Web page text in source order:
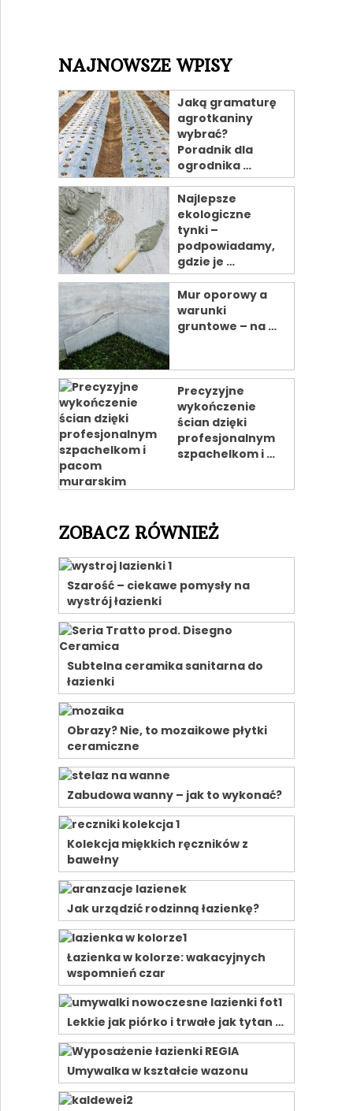
NAJNOWSZE WPISY
Jaką gramaturę
agrotkaniny
wybrać?
Poradnik dla
ogrodnika …
Najlepsze
ekologiczne
tynki –
podpowiadamy,
gdzie je …
Mur oporowy a
warunki
gruntowe – na …
Precyzyjne
wykończenie
ścian dzięki
profesjonalnym
szpachelkom i …
ZOBACZ RÓWNIEŻ
Szarość – ciekawe pomysły na
wystrój łazienki
Subtelna ceramika sanitarna do
łazienki
Obrazy? Nie, to mozaikowe płytki
ceramiczne
Zabudowa wanny – jak to wykonać?
Kolekcja miękkich ręczników z
bawełny
Jak urządzić rodzinną łazienkę?
Łazienka w kolorze: wakacyjnych
wspomnień czar
Lekkie jak piórko i trwałe jak tytan …
Umywalka w kształcie wazonu